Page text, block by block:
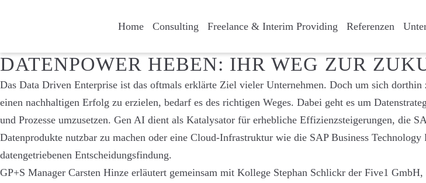
Home Consulting Freelance & Interim Providing Referenzen
DATENPOWER HEBEN: IHR WEG ZUR
Das Data Driven Enterprise ist das oftmals erklärte Ziel vieler Unternehmen. Doch um sich
einen nachhaltigen Erfolg zu erzielen, bedarf es des richtigen Weges. Dabei geht es um
und Prozesse umzusetzen. Gen AI dient als Katalysator für erhebliche Effizienzsteigerungen, die
Datenprodukte nutzbar zu machen oder eine Cloud-Infrastruktur wie die SAP Business
datengetriebenen Entscheidungsfindung.
GP+S Manager Carsten Hinze erläutert gemeinsam mit Kollege Stephan Schlickr der Five1